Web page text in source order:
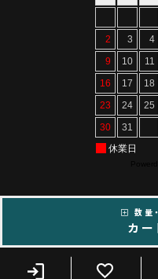
Copyright
数量
カー